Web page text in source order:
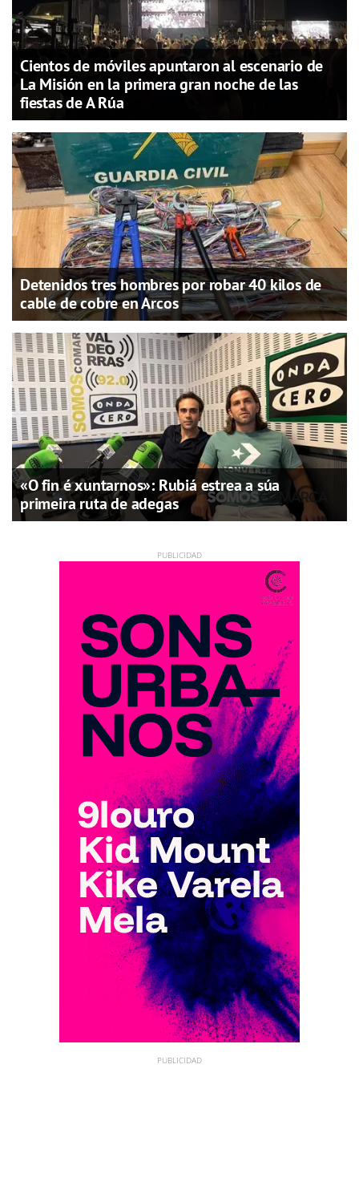
Cientos de móviles apuntaron al escenario de
La Misión en la primera gran noche de las
fiestas de A Rúa
Detenidos tres hombres por robar 40 kilos de
cable de cobre en Arcos
«O fin é xuntarnos»: Rubiá estrea a súa
primeira ruta de adegas